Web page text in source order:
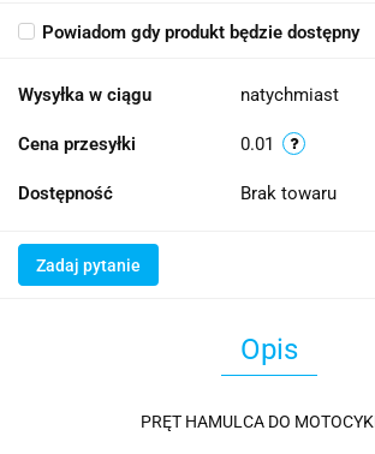
Powiadom gdy produkt będzie dostępny
Wysyłka w ciągu natychmiast
Cena przesyłki 0.01
Dostępność Brak towaru
Zadaj pytanie
Opis
PRĘT HAMULCA DO